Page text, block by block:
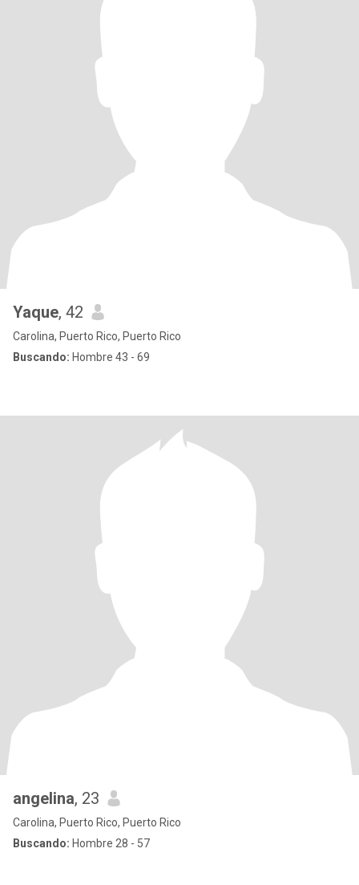
Yaque, 42
Carolina, Puerto Rico, Puerto Rico
Buscando: Hombre 43 - 69
angelina, 23
Carolina, Puerto Rico, Puerto Rico
Buscando: Hombre 28 - 57